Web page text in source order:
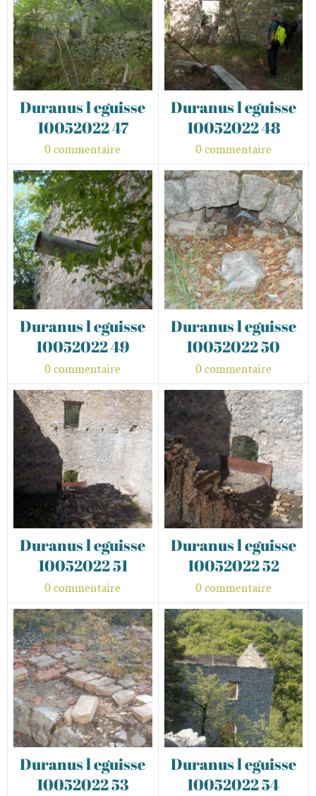
Duranus l eguisse
10052022 47
0 commentaire
Duranus l eguisse
10052022 48
0 commentaire
Duranus l eguisse
10052022 49
0 commentaire
Duranus l eguisse
10052022 50
0 commentaire
Duranus l eguisse
10052022 51
0 commentaire
Duranus l eguisse
10052022 52
0 commentaire
Duranus l eguisse
10052022 53
Duranus l eguisse
10052022 54